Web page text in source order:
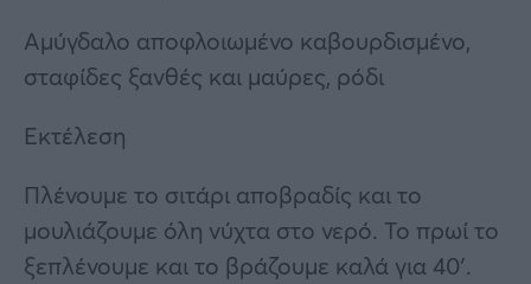
Αμύγδαλο αποφλοιωμένο καβουρδισμένο,
σταφίδες ξανθές και μαύρες, ρόδι
Εκτέλεση
Πλένουμε το σιτάρι αποβραδίς και το
μουλιάζουμε όλη νύχτα στο νερό. Το πρωί το
ξεπλένουμε και το βράζουμε καλά για 40′.